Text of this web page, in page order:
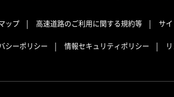
ップ 高速道路のご利用に関する規約等 サ
シーポリシー 情報セキュリティポリシー